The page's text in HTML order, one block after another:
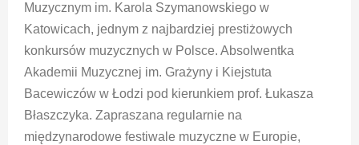
Muzycznym im. Karola Szymanowskiego w
Katowicach, jednym z najbardziej prestiżowych
konkursów muzycznych w Polsce. Absolwentka
Akademii Muzycznej im. Grażyny i Kiejstuta
Bacewiczów w Łodzi pod kierunkiem prof. Łukasza
Błaszczyka. Zapraszana regularnie na
międzynarodowe festiwale muzyczne w Europie,